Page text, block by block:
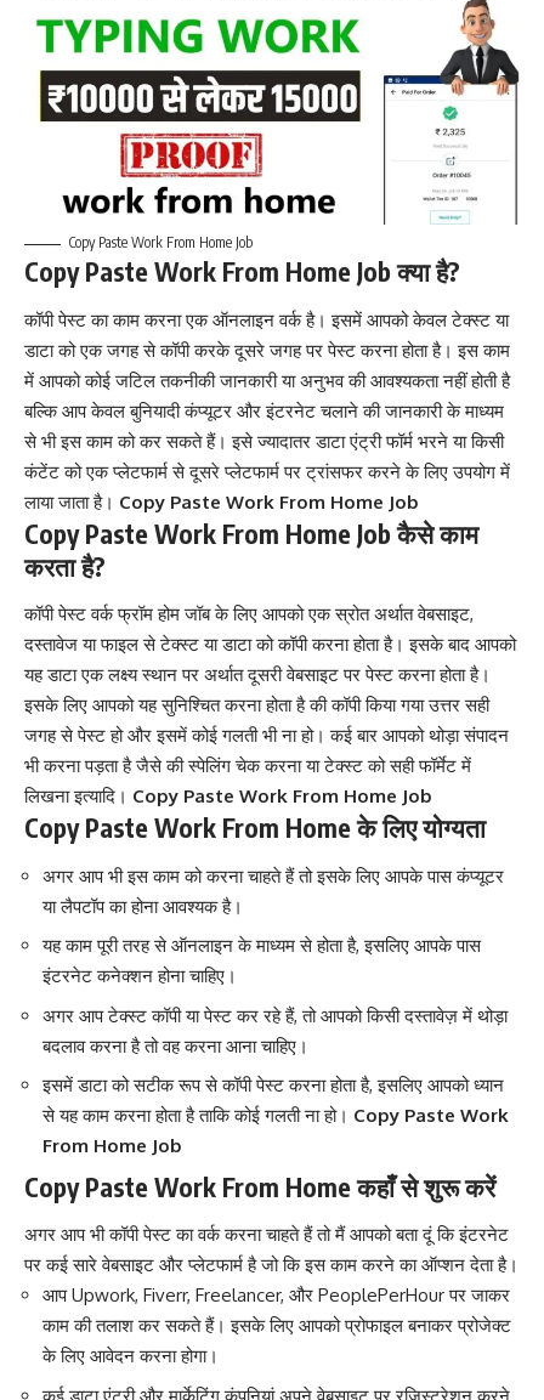
Copy Paste Work From Home Job
Copy Paste Work From Home Job क्या है?
कॉपी पेस्ट का काम करना एक ऑनलाइन वर्क है। इसमें आपको केवल टेक्स्ट या
डाटा को एक जगह से कॉपी करके दूसरे जगह पर पेस्ट करना होता है। इस काम
में आपको कोई जटिल तकनीकी जानकारी या अनुभव की आवश्यकता नहीं होती है
बल्कि आप केवल बुनियादी कंप्यूटर और इंटरनेट चलाने की जानकारी के माध्यम
से भी इस काम को कर सकते हैं। इसे ज्यादातर डाटा एंट्री फॉर्म भरने या किसी
कंटेंट को एक प्लेटफार्म से दूसरे प्लेटफार्म पर ट्रांसफर करने के लिए उपयोग में
लाया जाता है। Copy Paste Work From Home Job
Copy Paste Work From Home Job कैसे काम
करता है?
कॉपी पेस्ट वर्क फ्रॉम होम जॉब के लिए आपको एक स्रोत अर्थात वेबसाइट,
दस्तावेज या फाइल से टेक्स्ट या डाटा को कॉपी करना होता है। इसके बाद आपको
यह डाटा एक लक्ष्य स्थान पर अर्थात दूसरी वेबसाइट पर पेस्ट करना होता है।
इसके लिए आपको यह सुनिश्चित करना होता है की कॉपी किया गया उत्तर सही
जगह से पेस्ट हो और इसमें कोई गलती भी ना हो। कई बार आपको थोड़ा संपादन
भी करना पड़ता है जैसे की स्पेलिंग चेक करना या टेक्स्ट को सही फॉर्मेट में
लिखना इत्यादि। Copy Paste Work From Home Job
Copy Paste Work From Home के लिए योग्यता
अगर आप भी इस काम को करना चाहते हैं तो इसके लिए आपके पास कंप्यूटर
या लैपटॉप का होना आवश्यक है।
यह काम पूरी तरह से ऑनलाइन के माध्यम से होता है, इसलिए आपके पास
इंटरनेट कनेक्शन होना चाहिए।
अगर आप टेक्स्ट कॉपी या पेस्ट कर रहे हैं, तो आपको किसी दस्तावेज़ में थोड़ा
बदलाव करना है तो वह करना आना चाहिए।
इसमें डाटा को सटीक रूप से कॉपी पेस्ट करना होता है, इसलिए आपको ध्यान
से यह काम करना होता है ताकि कोई गलती ना हो। Copy Paste Work
From Home Job
Copy Paste Work From Home कहाँ से शुरू करें
अगर आप भी कॉपी पेस्ट का वर्क करना चाहते हैं तो मैं आपको बता दूं कि इंटरनेट
पर कई सारे वेबसाइट और प्लेटफार्म है जो कि इस काम करने का ऑप्शन देता है।
आप Upwork, Fiverr, Freelancer, और PeoplePerHour पर जाकर
काम की तलाश कर सकते हैं। इसके लिए आपको प्रोफाइल बनाकर प्रोजेक्ट
के लिए आवेदन करना होगा।